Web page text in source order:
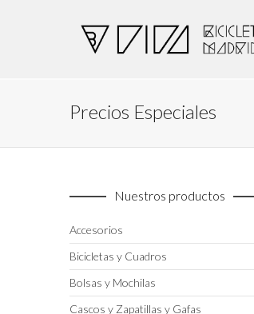
Precios Especiales
Nuestros productos
Accesorios
Bicicletas y Cuadros
Bolsas y Mochilas
Cascos y Zapatillas y Gafas